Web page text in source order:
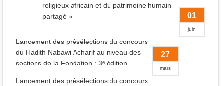
religieux africain et du patrimoine humain
partagé »
01
juin
Lancement des présélections du concours
du Hadith Nabawi Acharif au niveau des
sections de la Fondation : 3ᵉ édition
27
mars
Lancement des présélections du concours